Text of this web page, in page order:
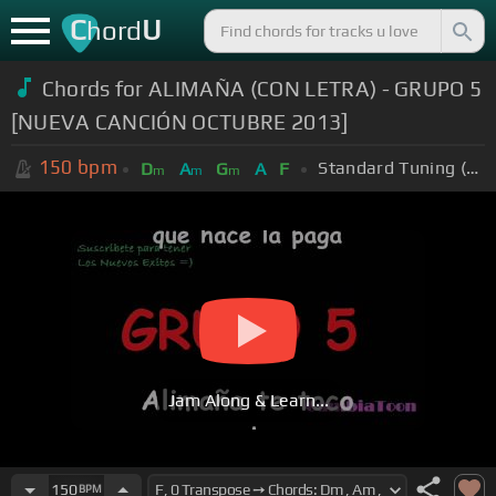
ChordU
Chords for ALIMAÑA (CON LETRA) - GRUPO 5
[NUEVA CANCIÓN OCTUBRE 2013]
150 bpm Dm Am Gm A F Standard Tuning (EADGBE)
Jam Along & Learn...
150BPM